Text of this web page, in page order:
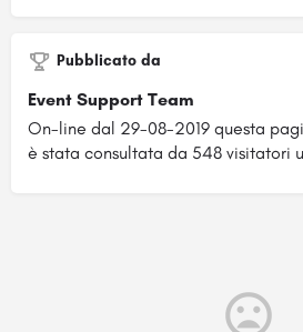
Pubblicato da
Event Support Team
On-line dal 29-08-2019 questa
è stata consultata da 548 visitatori